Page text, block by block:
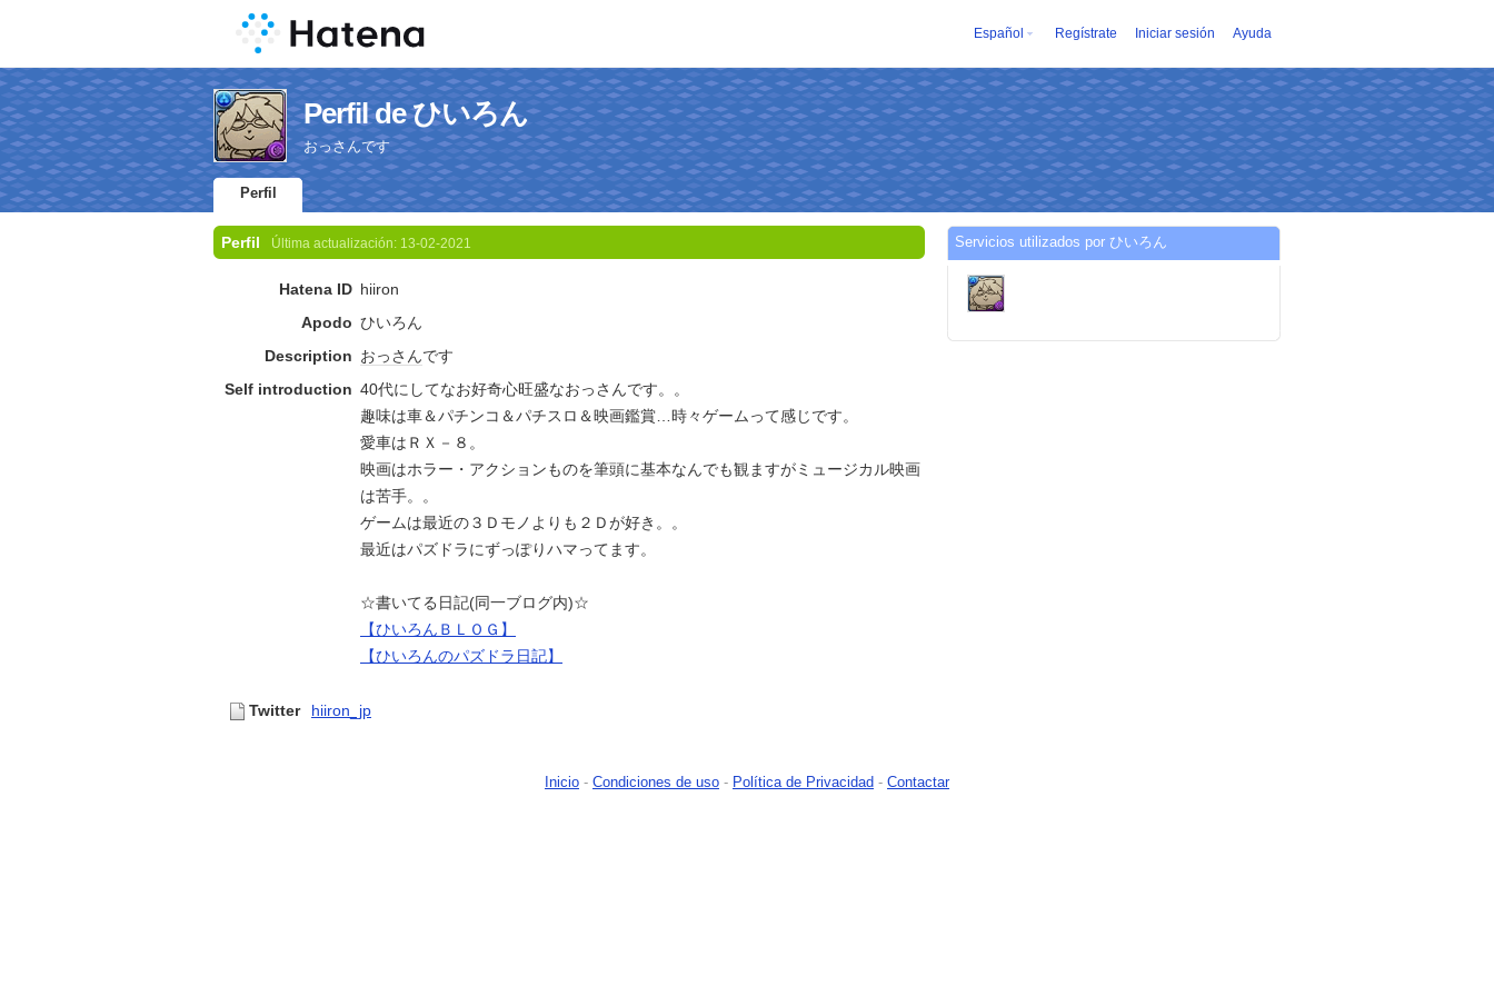
Español Regístrate Iniciar sesión Ayuda
Perfil de ひいろん
おっさんです
Perfil
Perfil Última actualización: 13-02-2021
Hatena ID hiiron
Apodo ひいろん
Description おっさんです
Self introduction 40代にしてなお好奇心旺盛なおっさんです。。
趣味は車＆パチンコ＆パチスロ＆映画鑑賞…時々ゲームって感じです。
愛車はＲＸ－８。
映画はホラー・アクションものを筆頭に基本なんでも観ますがミュージカル映画
は苦手。。
ゲームは最近の３Ｄモノよりも２Ｄが好き。。
最近はパズドラにずっぽりハマってます。
☆書いてる日記(同一ブログ内)☆
【ひいろんＢＬＯＧ】
【ひいろんのパズドラ日記】
Twitter hiiron_jp
Servicios utilizados por ひいろん
Inicio - Condiciones de uso - Política de Privacidad - Contactar